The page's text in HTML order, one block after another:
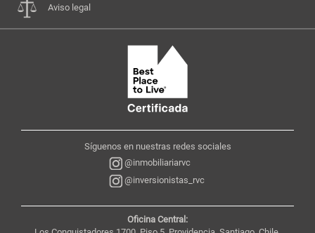
Aviso legal
Síguenos en nuestras redes sociales
@inmobiliariarvc
@inversionistas_rvc
Oficina Central: